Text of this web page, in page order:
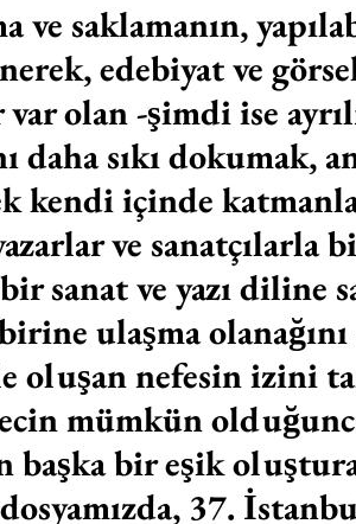
ODAK: RESİM KIVRIM
ve saklamanın,
edebiyat ve
olan -şimdi ise
daha sıkı dokumak,
kendi içinde
ve sanatçılarla
sanat ve yazı diline
ulaşma
oluşan nefesin izini
mümkün
başka bir eşik
37.